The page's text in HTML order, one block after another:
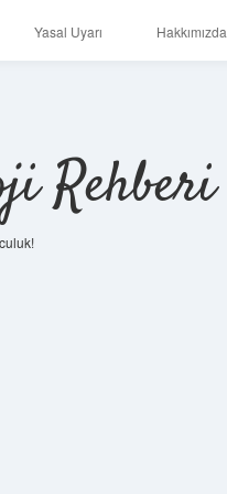
Yasal Uyarı Hakkımızda
Rehberi